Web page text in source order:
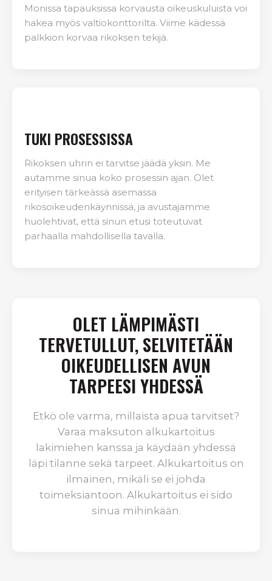
Monissa tapauksissa korvausta oikeuskuluista voi
hakea myös valtiokonttorilta. Viime kädessä
palkkion korvaa rikoksen tekijä.
TUKI PROSESSISSA
Rikoksen uhrin ei tarvitse jäädä yksin. Me
autamme sinua koko prosessin ajan. Olet
erityisen tärkeässä asemassa
rikosoikeudenkäynnissä, ja avustajamme
huolehtivat, että sinun etusi toteutuvat
parhaalla mahdollisella tavalla.
OLET LÄMPIMÄSTI
TERVETULLUT, SELVITETÄÄN
OIKEUDELLISEN AVUN
TARPEESI YHDESSÄ
Etkö ole varma, millaista apua tarvitset?
Varaa maksuton alkukartoitus
lakimiehen kanssa ja käydään yhdessä
läpi tilanne sekä tarpeet. Alkukartoitus on
ilmainen, mikäli se ei johda
toimeksiantoon. Alkukartoitus ei sido
sinua mihinkään.